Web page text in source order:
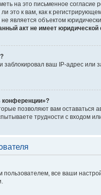
на это письменное
это к вам, как к
является объектом
акт не имеет
ваш IP-адрес или
конференции»?
позволяют вам оставаться
трудности с входом
пользователем, все ваши